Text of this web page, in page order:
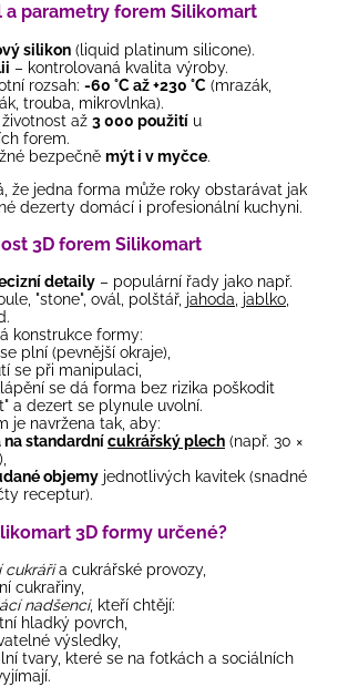
a parametry forem Silikomart
silikon (liquid platinum silicone).
– kontrolovaná kvalita výroby.
rozsah: -60 °C až +230 °C (mrazák,
trouba, mikrovlnka).
až 3 000 použití u
forem.
bezpečně mýt i v myčce.
že jedna forma může roky obstarávat jak
dezerty domácí i profesionální kuchyni.
3D forem Silikomart
detaily – populární řady jako např.
"stone", ovál, polštář, jahoda, jablko,
konstrukce formy:
plní (pevnější okraje),
se při manipulaci,
se dá forma bez rizika poškodit
a dezert se plynule uvolní.
je navržena tak, aby:
na standardnícukrářský plech (např. 30 ×
objemy jednotlivých kavitek (snadné
receptur).
3D formy určené?
cukrářia cukrářské provozy,
cukrařiny,
nadšenci, kteří chtějí:
hladký povrch,
výsledky,
tvary, které se na fotkách a sociálních